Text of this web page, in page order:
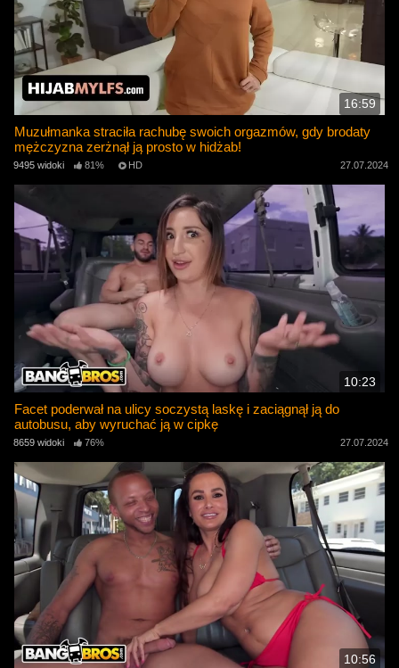
16:59
Muzułmanka straciła rachubę swoich orgazmów, gdy brodaty
mężczyzna zerżnął ją prosto w hidżab!
9495 widoki 81% HD 27.07.2024
10:23
Facet poderwał na ulicy soczystą laskę i zaciągnął ją do
autobusu, aby wyruchać ją w cipkę
8659 widoki 76% 27.07.2024
10:56